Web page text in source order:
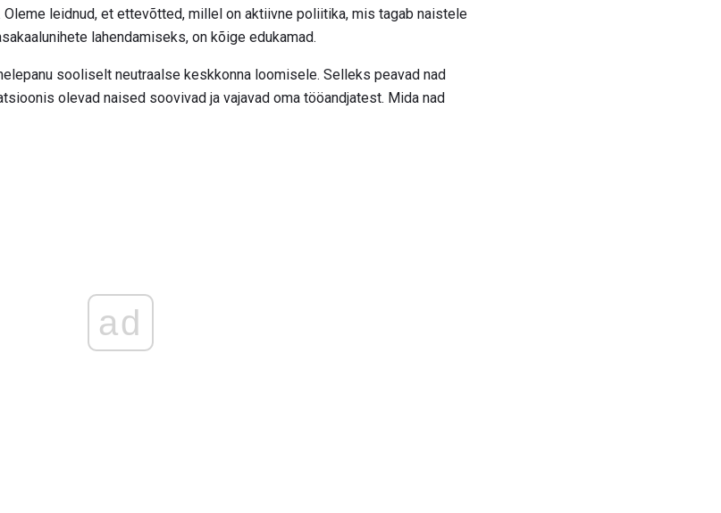
leidnud, et ettevõtted, millel on aktiivne poliitika, mis tagab naistele
lahendamiseks, on kõige edukamad.
sooliselt neutraalse keskkonna loomisele. Selleks peavad nad
olevad naised soovivad ja vajavad oma tööandjatest. Mida nad
ad